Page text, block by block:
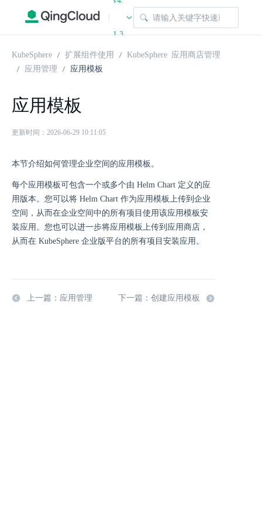
|
1.3
KubeSphere 扩展组件使用
KubeSphere 应用商店管理
应用管理
应用模板
应用模板
更新时间：2026-06-29 10:11:05
本节介绍如何管理企业空间的应用模板。
每个应用模板可包含一个或多个由 Helm Chart 定义的应
用版本。您可以将 Helm Chart 作为应用模板上传到企业
空间，从而在企业空间中的所有项目使用该应用模板安
装应用。您也可以进一步将应用模板上传到应用商店，
从而在 KubeSphere 企业版平台的所有项目安装应用。
上一篇：应用管理 下一篇：创建应用模板